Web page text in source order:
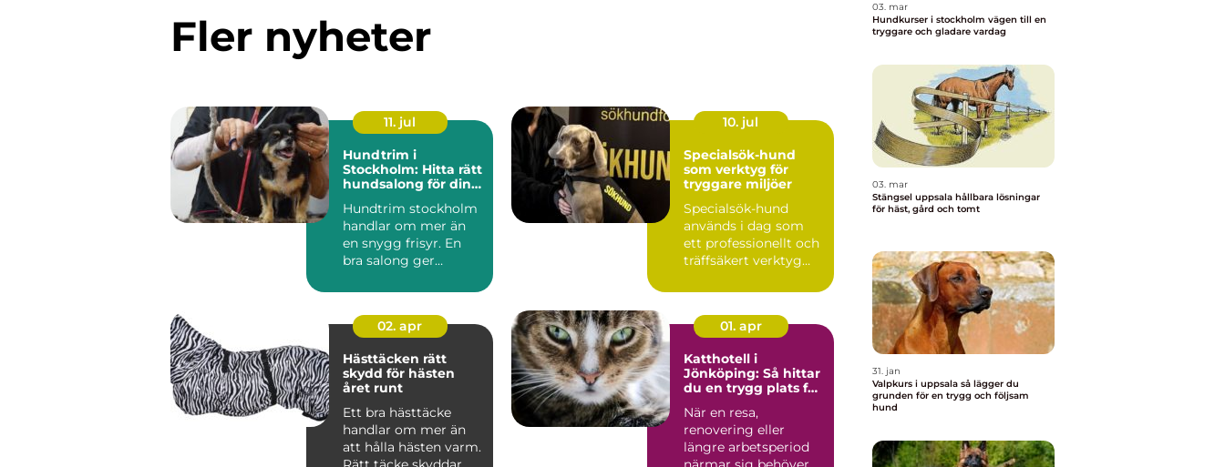
Fler nyheter
11. jul
Hundtrim i
Stockholm: Hitta rätt
hundsalong för din
Hundtrim stockholm
handlar om mer än
en snygg frisyr. En
bra salong ger
10. jul
Specialsök-hund
som verktyg för
tryggare miljöer
Specialsök-hund
används i dag som
ett professionellt och
träffsäkert verktyg
02. apr
Hästtäcken rätt
skydd för hästen
året runt
Ett bra hästtäcke
handlar om mer än
att hålla hästen varm.
01. apr
Katthotell i
Jönköping: Så hittar
du en trygg plats för
När en resa,
renovering eller
längre arbetsperiod
03. mar
Hundkurser i stockholm vägen till en
tryggare och gladare vardag
03. mar
Stängsel uppsala hållbara lösningar
för häst, gård och tomt
31. jan
Valpkurs i uppsala så lägger du
grunden för en trygg och följsam
hund